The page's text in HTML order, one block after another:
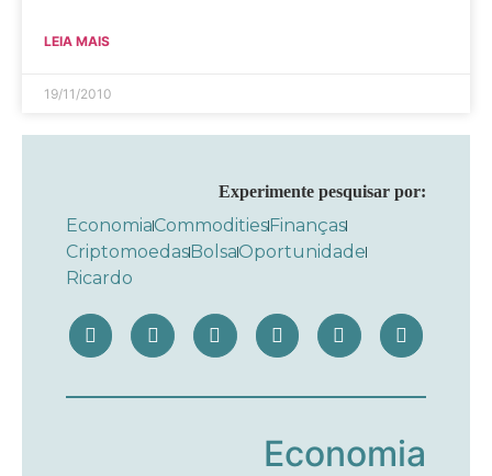
LEIA MAIS
19/11/2010
Experimente pesquisar por:
EconomiaCommodities Finanças
Criptomoedas BolsaOportunidade
Ricardo
Economia